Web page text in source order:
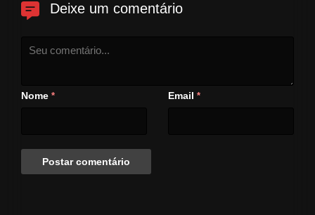
ajuda em um caso de
para condenar aqueles que
Deixe um comentário
Nome * Email *